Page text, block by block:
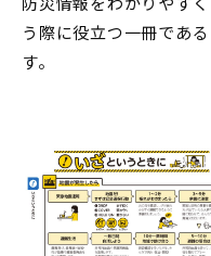
う際に役立つ一冊であ
す。